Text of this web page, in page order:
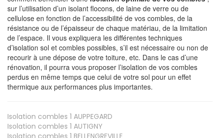
sur l’utilisation d’un isolant flocons, de laine de verre ou de
cellulose en fonction de l’accessibilité de vos combles, de la
résistance ou de l’épaisseur de chaque matériau, de la limitation
de l’espace. Il vous expliquera les différentes techniques
d’isolation sol et combles possibles, s’il est nécessaire ou non de
recourir à une dépose de votre toiture, etc. Dans le cas d’une
rénovation, il pourra vous proposer l’isolation de vos combles
perdus en même temps que celui de votre sol pour un effet
thermique aux performances plus importantes.
Isolation combles 1 AUPPEGARD
Isolation combles 1 AUTIGNY